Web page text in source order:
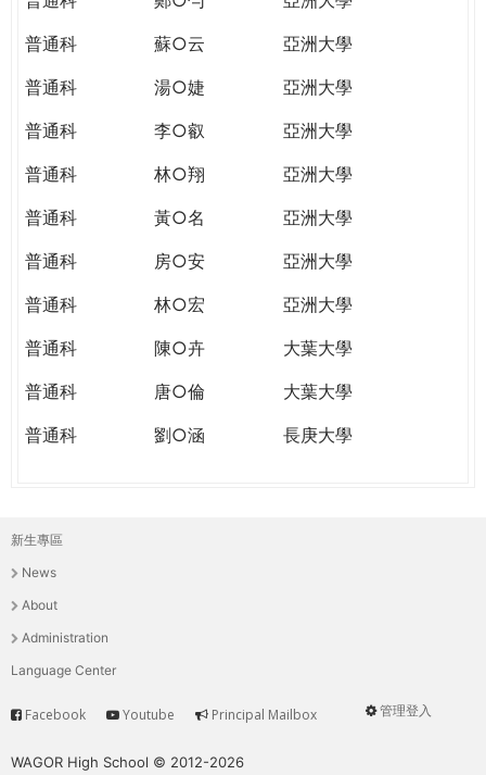
普通科
蘇○云
亞洲大學
普通科
湯○婕
亞洲大學
普通科
李○叡
亞洲大學
普通科
林○翔
亞洲大學
普通科
黃○名
亞洲大學
普通科
房○安
亞洲大學
普通科
林○宏
亞洲大學
普通科
陳○卉
大葉大學
普通科
唐○倫
大葉大學
普通科
劉○涵 長庚大學
主
選
單
新生專區
News
About
Administration
Language Center
User
管理登入
Service
Facebook Youtube Principal Mailbox
WAGOR High School © 2012-2026